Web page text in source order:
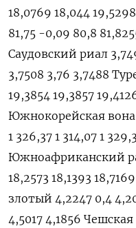
18,0769 18,044
81,75 -0,09 80,8
Саудовский риал
3,7508 3,76 3,7488
19,3854 19,3857
Южнокорейская вона 1
1 326,37 1 314,07 1
Южноафриканский
18,2573 18,1393
злотый 4,2247 0,4
4,5017 4,1856